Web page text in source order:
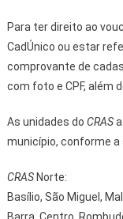
Para ter direito ao
CadÚnico ou estar
comprovante de
com foto e CPF, além
As unidades do CRAS
município, conforme a
CRASNorte:
Basílio, São Miguel,
Barra, Centro,